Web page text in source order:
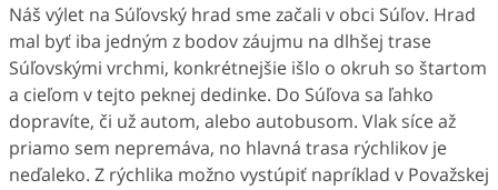
Náš výlet na Súľovský hrad sme začali v obci Súľov. Hrad
mal byť iba jedným z bodov záujmu na dlhšej trase
Súľovskými vrchmi, konkrétnejšie išlo o okruh so štartom
a cieľom v tejto peknej dedinke. Do Súľova sa ľahko
dopravíte, či už autom, alebo autobusom. Vlak síce až
priamo sem nepremáva, no hlavná trasa rýchlikov je
neďaleko. Z rýchlika možno vystúpiť napríklad v Považskej